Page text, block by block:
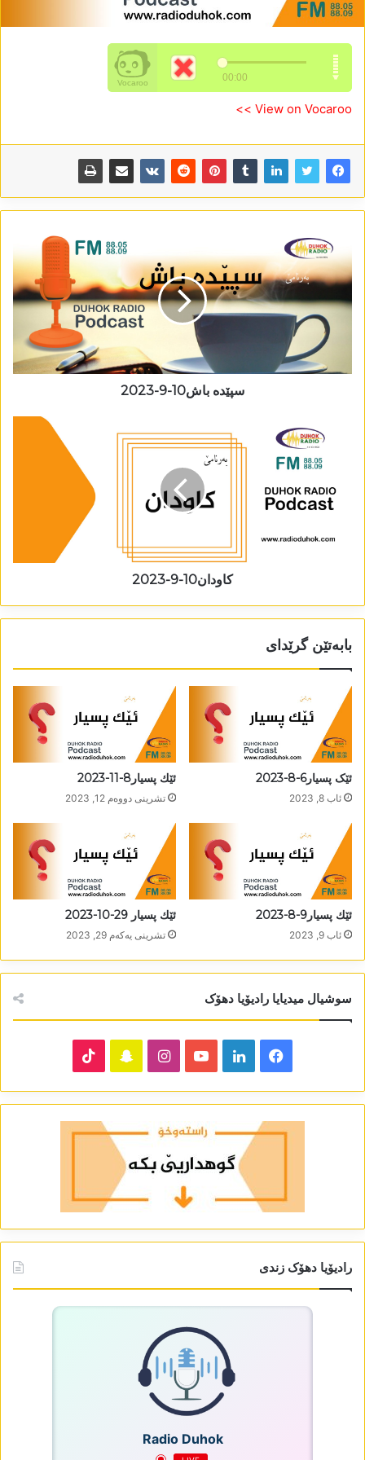
View on Vocaroo >>
سپێدە باش10-9-2023
کاودان10-9-2023
بابەتێن گرێدای
ئێک پسیار6-8-2023
ئاب 8, 2023
ئێك پسیار8-11-2023
تشرینی دووه‌م 12, 2023
ئێك پسیار9-8-2023
ئاب 9, 2023
ئێك پسیار 29-10-2023
تشرینی یه‌كه‌م 29, 2023
سوشیال میدیایا رادیۆیا دھۆک
Facebook
LinkedIn
YouTube
Instagram
Snapchat
رادیۆیا دھۆک زندی
Radio Duhok